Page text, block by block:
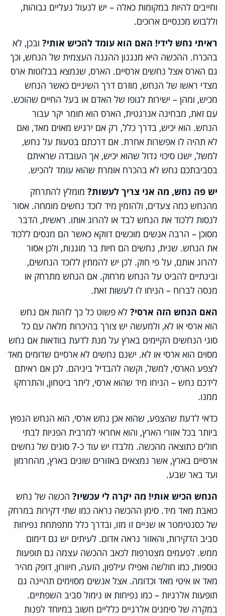
וחייבים להיות במקומות כאלה – יש לנעול נעליים גבוהות,
וללבוש מכנסיים ארוכים.
ראיתי נחש לידי! האם הוא עומד להכיש אותי? ובכן, לא
בהכרח. ההכשה היא מנגנון ההגנה העצמית של הנחש, וכך
גם הארס אצל נחשים ארסיים. הארס, שנמצא בבלוטות ארס
מצדי ראשו של הנחש, מוזרם דרך השיניים כאשר הנחש
מכיש, ומהן – ישירות לגופו של האדם או בעל החיים שהוכש.
עם זאת, מבחינה אנרגטית, הארס הוא חומר יקר עבור
הנחש. הוא יכיש, בדרך כלל, רק אם ירגיש מאוים מאד, ואם
לא תהיה לו אפשרות אחרת. אם דרכתם בטעות על נחש,
למשל, ישנו סיכוי גדול שהוא יכיש, אך העובדה שראיתם
בסביבתכם נחש לא בהכרח אומרת שהוא עומד להכיש.
יש פה נחש, מה אני צריך לעשות? מומלץ להתרחק
מהנחש כמה צעדים, ולהזמין מיד לוכד נחשים מומחה. אסור
לנסות ללכוד את הנחש לבד או להרוג אותו. ראשית, הדבר
מסוכן – הרבה אנשים מוכשים דווקא כאשר הם מנסים ללכוד
את הנחש. שנית, נחשים הם חיות בר מוגנות, ולכן אסור
להרוג אותם, על פי חוק. לכן יש להמתין ללוכד הנחשים,
ובינתיים להביט על הנחש מרחוק. אם הנחש מתרחק או
מנסה לברוח – הניחו לו לעשות זאת.
האם הנחש הזה ארסי? לא פשוט כל כך לזהות אם נחש
הוא ארסי או לא, ולמעשה יש צורך בהיכרות מלאה עם כל
סוגי הנחשים הקיימים בארץ על מנת לדעת בוודאות אם נחש
מסוים הוא ארסי או לא. ישנם נחשים לא ארסיים שדומים מאד
לצפע הארסי, למשל, וקשה להבדיל ביניהם. לכן אם ראיתם
לידכם נחש – הניחו מיד שהוא ארסי, ליתר ביטחון, והתרחקו
ממנו.
כדאי לדעת שהצפע, שהוא אכן נחש ארסי, הוא הנחש הנפוץ
ביותר בכל אזורי הארץ, והוא אחראי למרבית הפניות לבתי
חולים כתוצאה מהכשה. מלבדו יש עוד כ-7 סוגים של נחשים
ארסיים בארץ, אשר נמצאים באזורים שונים בארץ, מהחרמון
ועד באר שבע.
הנחש הכיש אותי! מה יקרה לי עכשיו? הכשה של נחש
כואבת מאד מיד. סימן ההכשה נראה כמו שתי דקירות במרחק
של כסנטימטר או שניים זו מזו, ובדרך כלל מתפתחת נפיחות
סביב הדקירות, והאזור נראה אדום. לעיתים יש גם דימום
ממש. לפעמים מצטרפות לכאב ההכשה עצמה גם תופעות
נוספות, כמו חולשה ואפילו עילפון, הזעה, חיוורון, דופק מהיר
מאד או איטי מאד וכדומה. אצל אנשים מסוימים תהיינה גם
תופעות אלרגיות – כמו נפיחות או נימול סביב השפתיים.
במקרה של סימנים אלרגיים כלליים חשוב במיוחד לפנות